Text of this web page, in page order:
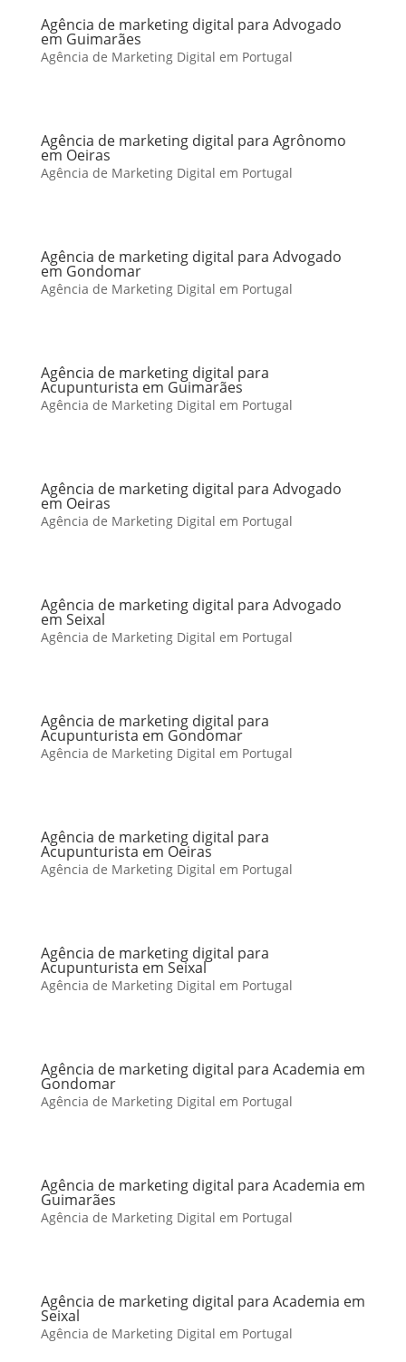
Agência de marketing digital para Advogado
em Guimarães
Agência de Marketing Digital em Portugal
Agência de marketing digital para Agrônomo
em Oeiras
Agência de Marketing Digital em Portugal
Agência de marketing digital para Advogado
em Gondomar
Agência de Marketing Digital em Portugal
Agência de marketing digital para
Acupunturista em Guimarães
Agência de Marketing Digital em Portugal
Agência de marketing digital para Advogado
em Oeiras
Agência de Marketing Digital em Portugal
Agência de marketing digital para Advogado
em Seixal
Agência de Marketing Digital em Portugal
Agência de marketing digital para
Acupunturista em Gondomar
Agência de Marketing Digital em Portugal
Agência de marketing digital para
Acupunturista em Oeiras
Agência de Marketing Digital em Portugal
Agência de marketing digital para
Acupunturista em Seixal
Agência de Marketing Digital em Portugal
Agência de marketing digital para Academia em
Gondomar
Agência de Marketing Digital em Portugal
Agência de marketing digital para Academia em
Guimarães
Agência de Marketing Digital em Portugal
Agência de marketing digital para Academia em
Seixal
Agência de Marketing Digital em Portugal